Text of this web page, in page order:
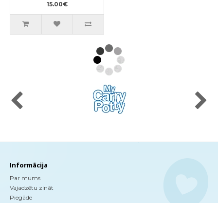
15.00€
Informācija
Par mums
Vajadzētu zināt
Piegāde